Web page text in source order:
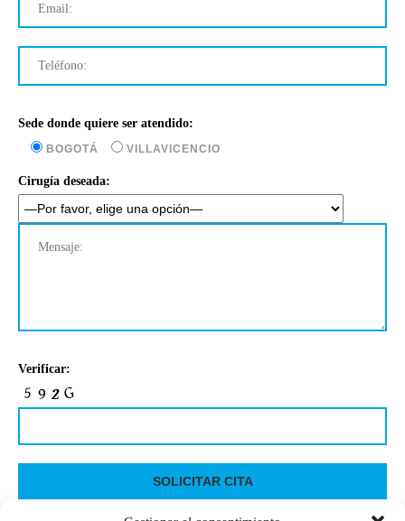
Sede donde quiere ser atendido:
BOGOTÁ VILLAVICENCIO
Cirugía deseada:
Verificar: